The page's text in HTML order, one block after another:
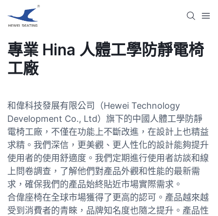
專業 Hina 人體工學防靜電椅
工廠
和偉科技發展有限公司（Hewei Technology
Development Co., Ltd）旗下的中國人體工學防靜
電椅工廠，不僅在功能上不斷改進，在設計上也精益
求精。我們深信，更美觀、更人性化的設計能夠提升
使用者的使用舒適度。我們定期進行使用者訪談和線
上問卷調查，了解他們對產品外觀和性能的最新需
求，確保我們的產品始終貼近市場實際需求。
合偉座椅在全球市場獲得了更高的認可。產品越來越
受到消費者的青睞，品牌知名度也隨之提升。產品性